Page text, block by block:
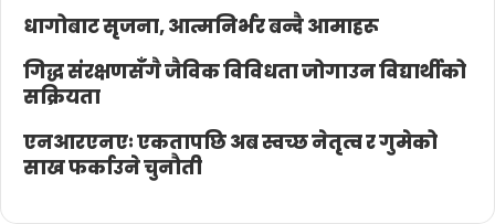
धागोबाट सृजना, आत्मनिर्भर बन्दै आमाहरू
गिद्ध संरक्षणसँगै जैविक विविधता जोगाउन विद्यार्थीको
सक्रियता
एनआरएनएः एकतापछि अब स्वच्छ नेतृत्व र गुमेको
साख फर्काउने चुनौती